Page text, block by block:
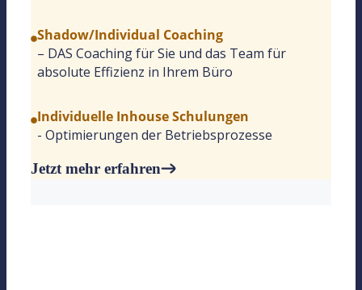
Shadow/Individual Coaching
– DAS Coaching für Sie und das Team für
absolute Effizienz in Ihrem Büro
Individuelle Inhouse Schulungen
- Optimierungen der Betriebsprozesse
Jetzt mehr erfahren